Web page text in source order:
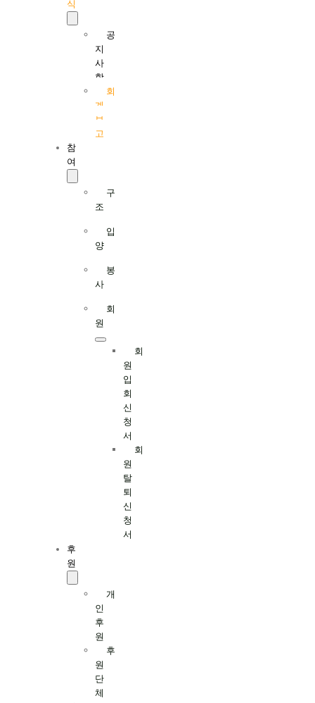
식
공
지
사
항
회
계
보
고
참
여
구
조
입
양
봉
사
회
원
회
원
입
회
신
청
서
회
원
탈
퇴
신
청
서
후
원
개
인
후
원
후
원
단
체